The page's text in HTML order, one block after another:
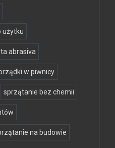
użytku
abrasiva
w piwnicy
sprzątanie bez chemii
na budowie